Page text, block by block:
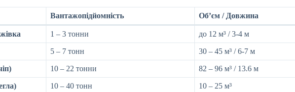
Вантажопідйомність Об’єм / Довжина
1 – 3 тонни до 12 м³ / 3-4 м
5 – 7 тонн 30 – 45 м³ / 6-7 м
10 – 22 тонни 82 – 96 м³ / 13.6 м
10 – 40 тонн 10 – 25 м³